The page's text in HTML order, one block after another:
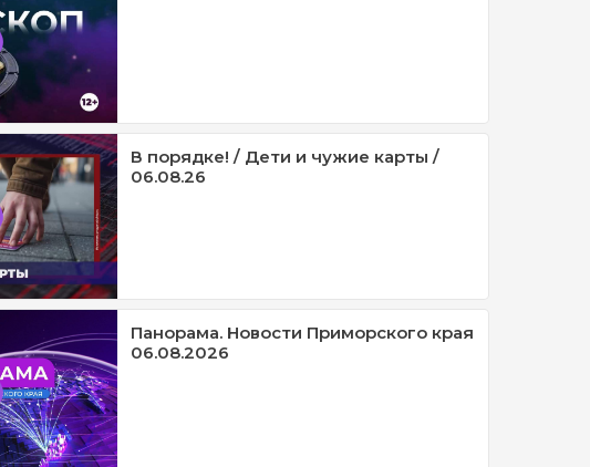
В порядке! / Дети и чужие карты /
06.08.26
Панорама. Новости Приморского края
06.08.2026